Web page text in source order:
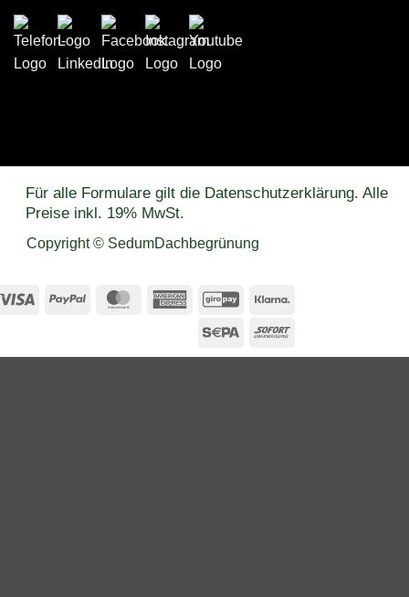
Für alle Formulare gilt die Datenschutzerklärung. Alle
Preise inkl. 19% MwSt.
Copyright © SedumDachbegrünung
Visa PayPal MasterCardAmericanGiroPayKlarna
Sepa Sofort